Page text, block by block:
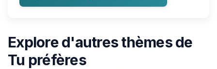
Explore d'autres thèmes de
Tu préfères